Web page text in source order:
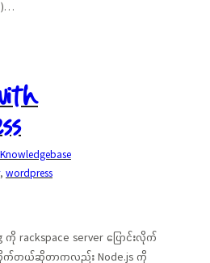
Knowledgebase
, wordpress
rackspace server ပြောင်းလိုက်
လိုက်တယ်ဆိုတာကလည်း Node.js ကို